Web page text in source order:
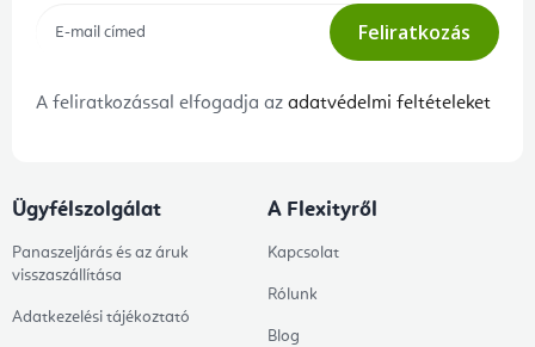
Feliratkozás
A feliratkozással elfogadja az adatvédelmi feltételeket
Ügyfélszolgálat
Panaszeljárás és az áruk
visszaszállítása
Adatkezelési tájékoztató
A Flexityről
Kapcsolat
Rólunk
Blog